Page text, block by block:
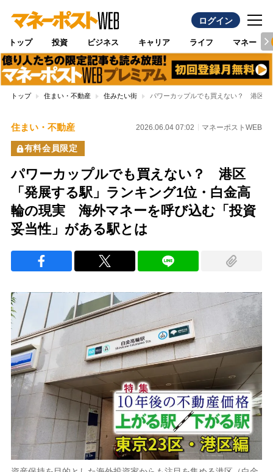
ログイン
トップ 投資 ビジネス キャリア ライフ マネー
トップ 住まい・不動産 住みたい街 パワーカップルでも買えない？ 港区「
住まい・不動産 2026.06.04 07:02 マネーポストWEB
有料会員限定
パワーカップルでも買えない？ 港区
「発展する駅」ランキング1位・白金高
輪の現実 海外マネーを呼び込む「投資
妥当性」がある駅とは